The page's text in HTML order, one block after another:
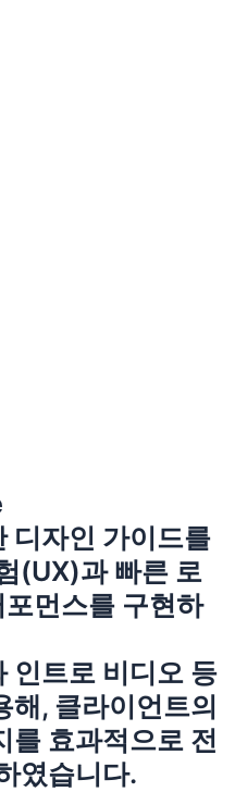
디자인 가이드를
(UX)과 빠른 로
먼스를 구현하
인트로 비디오 등
해, 클라이언트의
를 효과적으로 전
였습니다.